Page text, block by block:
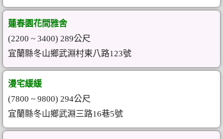
蓮春園花間雅舍
(2200 ~ 3400) 289公尺
宜蘭縣冬山鄉武淵村東八路123號
漫宅緩緩
(7800 ~ 9800) 294公尺
宜蘭縣冬山鄉武淵三路16巷5號